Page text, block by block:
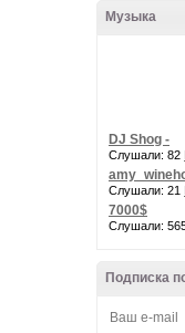
Музыка
DJ Shog -
Слушали: 82
Слушали: 21
7000$
Слушали:
Подписка